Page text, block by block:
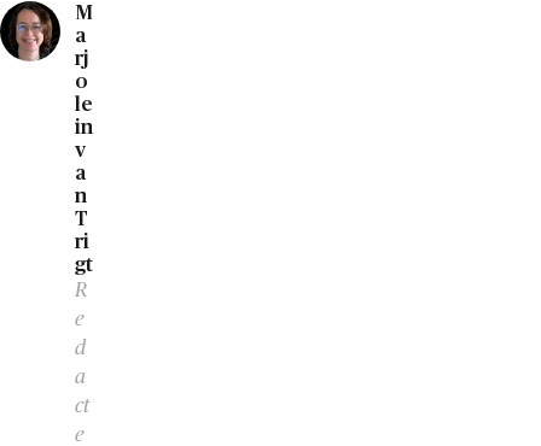
M
a
rj
o
le
in
v
a
n
T
ri
gt
R
e
d
a
ct
e